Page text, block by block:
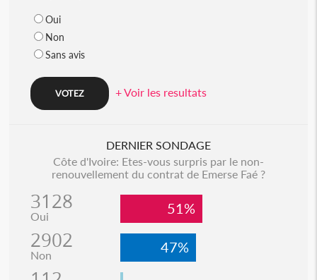
Oui
Non
Sans avis
+ Voir les resultats
DERNIER SONDAGE
Côte d'Ivoire: Etes-vous surpris par le non-
renouvellement du contrat de Emerse Faé ?
3128
Oui 51%
2902
Non 47%